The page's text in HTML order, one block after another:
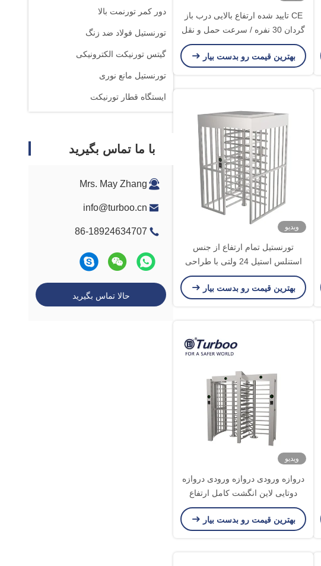
دور کمر تورنمت بالا
تورنستیل فولاد ضد زنگ
گیتس تورنیکت الکترونیکی
تورنستیل مانع نوری
ایستگاه قطار تورنیکت
با ما تماس بگیرید
Mrs. May Zhang
info@turboo.cn
86-18924634707
حالا تماس بگیرید
CE تایید شده ارتفاع بالایی درب باز
گردان 30 نفره / سرعت حمل و نقل
حداقل
بهترین قیمت رو بدست بیار
ویدیو
تورنستیل تمام ارتفاع از جنس
استنلس استیل 24 ولتی با طراحی
جدید
بهترین قیمت رو بدست بیار
ویدیو
دروازه ورودی دروازه ورودی دروازه
دوتایی لاین انگشت کامل ارتفاع
بهترین قیمت رو بدست بیار